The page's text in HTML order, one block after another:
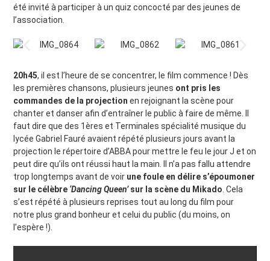
été invité à participer à un quiz concocté par des jeunes de
l’association.
20h45, il est l’heure de se concentrer, le film commence ! Dès
les premières chansons, plusieurs jeunes ont pris les
commandes de la projection en rejoignant la scène pour
chanter et danser afin d’entraîner le public à faire de même. Il
faut dire que des 1ères et Terminales spécialité musique du
lycée Gabriel Fauré avaient répété plusieurs jours avant la
projection le répertoire d’ABBA pour mettre le feu le jour J et on
peut dire qu’ils ont réussi haut la main. Il n’a pas fallu attendre
trop longtemps avant de voir une foule en délire s’époumoner
sur le célèbre ‘Dancing Queen’sur la scène du Mikado . Cela
s’est répété à plusieurs reprises tout au long du film pour
notre plus grand bonheur et celui du public (du moins, on
l’espère !).